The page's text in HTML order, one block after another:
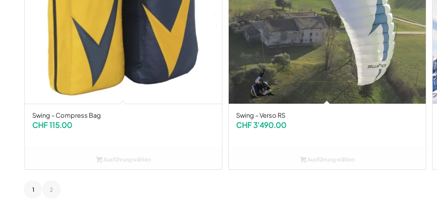
Swing – Compress Bag
CHF115.00
Ausführung wählen
Swing – Verso RS
CHF3'490.00
Ausführung wählen
1 2